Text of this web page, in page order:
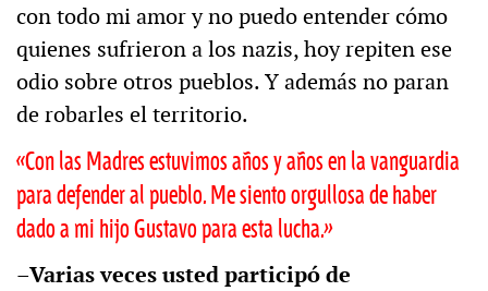
con todo mi amor y no puedo entender cómo
quienes sufrieron a los nazis, hoy repiten ese
odio sobre otros pueblos. Y además no paran
de robarles el territorio.
«Con las Madres estuvimos años y años en la vanguardia
para defender al pueblo. Me siento orgullosa de haber
dado a mi hijo Gustavo para esta lucha.»
–Varias veces usted participó de